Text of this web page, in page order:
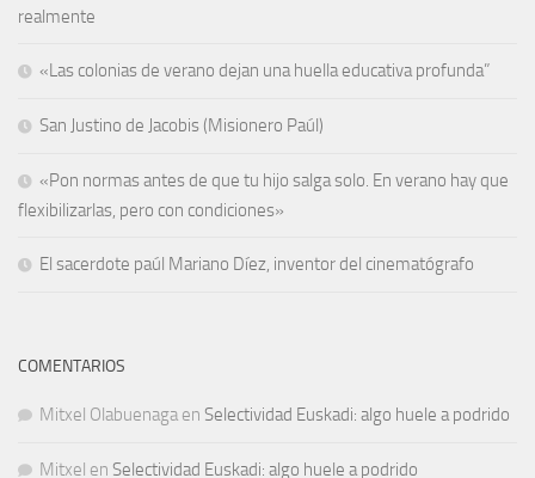
realmente
«Las colonias de verano dejan una huella educativa profunda”
San Justino de Jacobis (Misionero Paúl)
«Pon normas antes de que tu hijo salga solo. En verano hay que
flexibilizarlas, pero con condiciones»
El sacerdote paúl Mariano Díez, inventor del cinematógrafo
COMENTARIOS
Mitxel Olabuenaga en Selectividad Euskadi: algo huele a podrido
Mitxel en Selectividad Euskadi: algo huele a podrido